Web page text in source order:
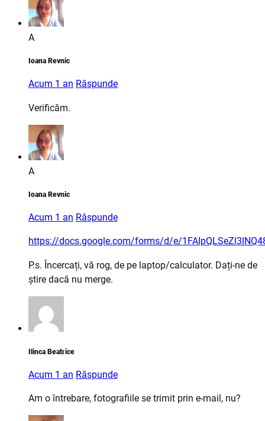
A
Ioana Revnic
Acum 1 an Răspunde
Verificăm.
A
Ioana Revnic
Acum 1 an Răspunde
https://docs.google.com/forms/d/e/
P.s. Încercați, vă rog, de pe laptop/calculator. Dați-ne de
știre dacă nu merge.
Ilinca Beatrice
Acum 1 an Răspunde
Am o întrebare, fotografiile se trimit prin e-mail, nu?